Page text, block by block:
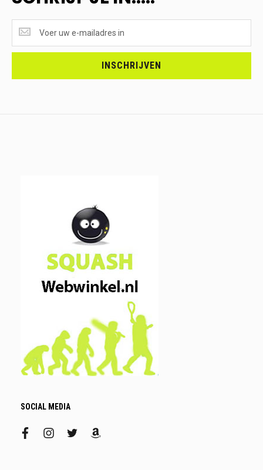
ONTVANGEN?
<br>SCHRIJF
INSCHRIJVEN
SOCIAL MEDIA
facebookinstagram
twitteramazon